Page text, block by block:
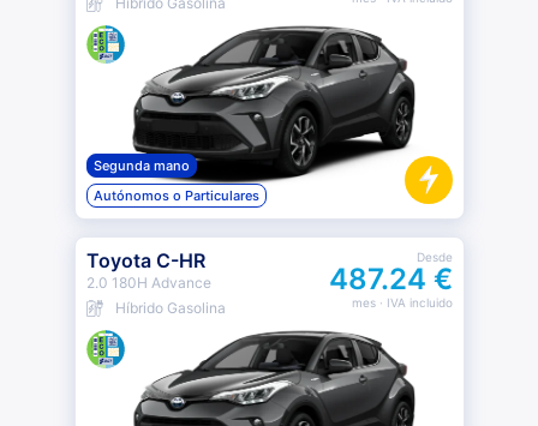
Segunda mano
Autónomos o Particulares
Toyota C-HR
2.0 180H Advance
Híbrido Gasolina
Desde
487.24 €
mes· IVA incluido